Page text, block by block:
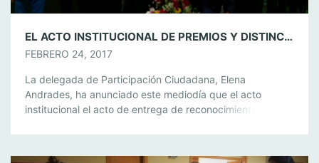
EL ACTO INSTITUCIONAL DE PREMIOS Y DISTINCIONES A LA CIUDADANÍA, EL 28 DE FEBRERO EN EL HOTEL MONTERA
FEBRERO 24, 2017
La delegada de Participación Ciudadana, Elena
Andrades, ha anunciado este mediodía que el acto
institucional el acto de entrega de reconocimientos y
en años anteriores este acto se ha celebrado en el […]